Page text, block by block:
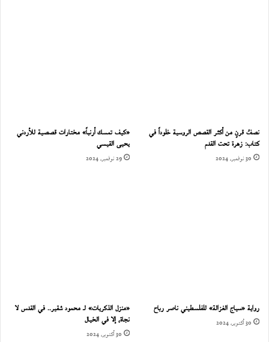
نصفُ قرنٍ من أكثر القصص الروسية خلوداً في
كتاب: زهرة تحت القدم
30 نوفمبر، 2024
«كيف تمسك أرنباً» مختارات قصصية للأردني
يحيى القيسي
29 نوفمبر، 2024
رواية «سياج الغزالة» للفلسطيني ناصر رباح
30 أكتوبر، 2024
«منزل الذكريات» لـ محمود شقير.. في القدس لا
نجاة، إلا في الخيال
30 أكتوبر، 2024